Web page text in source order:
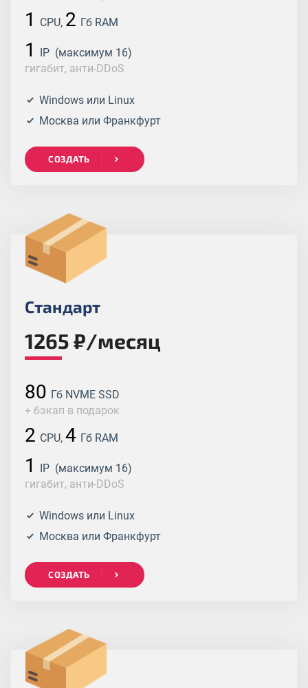
1 CPU, 2 Гб RAM
1
IP (максимум 16)
гигабит, анти-DDoS
Windows или Linux
Москва или Франкфурт
СОЗДАТЬ
Стандарт
1265 ₽/месяц
80 Гб NVME SSD
+ бэкап в подарок
2 CPU, 4 Гб RAM
1
IP (максимум 16)
гигабит, анти-DDoS
Windows или Linux
Москва или Франкфурт
СОЗДАТЬ